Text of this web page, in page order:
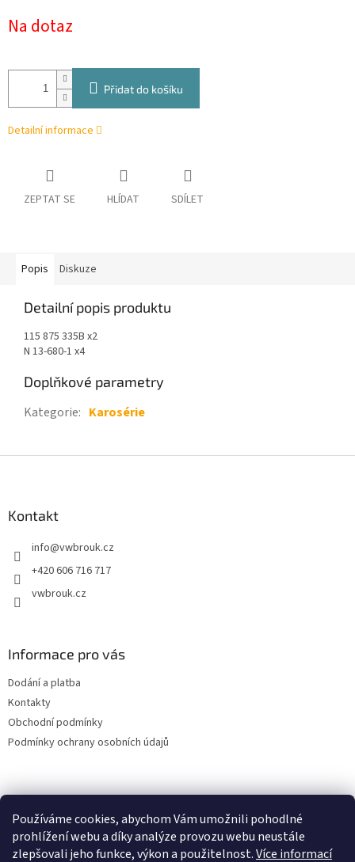
Používáme cookies, abychom Vám umožnili pohodlné
prohlížení webu a díky analýze provozu webu neustále
zlepšovali jeho funkce, výkon a použitelnost.Více informací
cena:
Na dotaz
Přidat do košíku
Detailní informace
ZEPTAT SE HLÍDAT SDÍLET
Popis Diskuze
Detailní popis produktu
115 875 335B x2
N 13-680-1 x4
Doplňkové parametry
Kategorie: Karosérie
Kontakt
info@vwbrouk.cz
+420 606 716 717
vwbrouk.cz
Informace pro vás
Dodání a platba
Kontakty
Obchodní podmínky
Podmínky ochrany osobních údajů